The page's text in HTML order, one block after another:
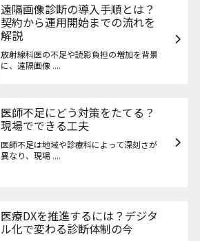
遠隔画像診断の導入手順とは？
契約から運用開始までの流れを
解説
放射線科医の不足や読影負担の増加を背景
に、遠隔画像 ....
医師不足にどう対策をたてる？
現場でできる工夫
医師不足は地域や診療科によって深刻さが
異なり、現場 ....
医療DXを推進するには？デジタ
ル化で変わる診断体制の今